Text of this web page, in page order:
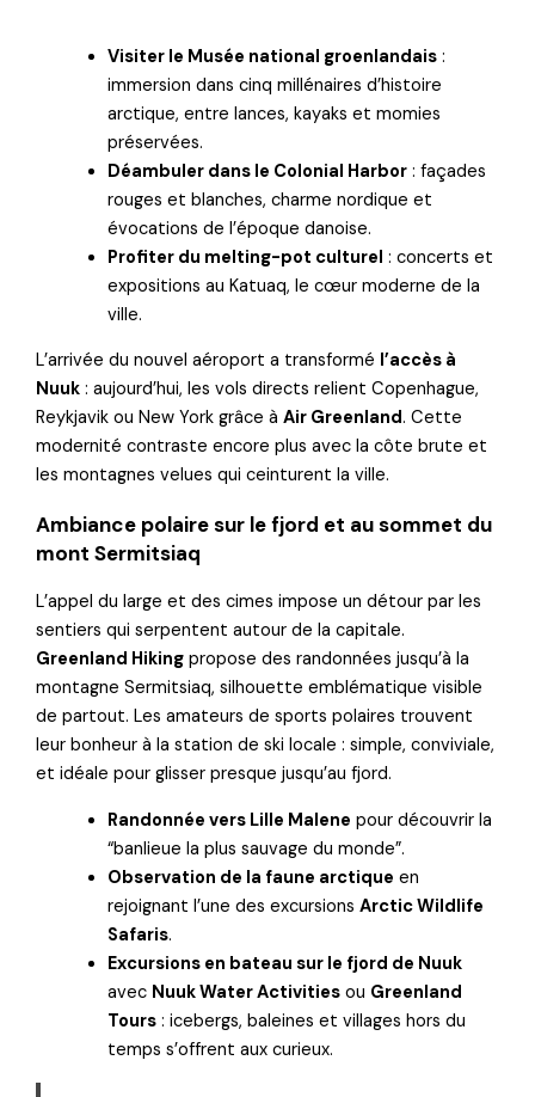
Visiter le Musée national groenlandais :
immersion dans cinq millénaires d’histoire
arctique, entre lances, kayaks et momies
préservées.
Déambuler dans le Colonial Harbor : façades
rouges et blanches, charme nordique et
évocations de l’époque danoise.
Profiter du melting-pot culturel : concerts et
expositions au Katuaq, le cœur moderne de la
ville.
L’arrivée du nouvel aéroport a transformé l’accès à
Nuuk : aujourd’hui, les vols directs relient Copenhague,
Reykjavik ou New York grâce àAir Greenland. Cette
modernité contraste encore plus avec la côte brute et
les montagnes velues qui ceinturent la ville.
Ambiance polaire sur le fjord et au sommet du
mont Sermitsiaq
L’appel du large et des cimes impose un détour par les
sentiers qui serpentent autour de la capitale.
Greenland Hiking propose des randonnées jusqu’à la
montagne Sermitsiaq, silhouette emblématique visible
de partout. Les amateurs de sports polaires trouvent
leur bonheur à la station de ski locale : simple, conviviale,
et idéale pour glisser presque jusqu’au fjord.
Randonnée vers Lille Malene pour découvrir la
“banlieue la plus sauvage du monde”.
Observation de la faune arctique en
rejoignant l’une des excursionsArctic Wildlife
Safaris.
Excursions en bateau sur le fjord de Nuuk
avec Nuuk Water Activities ou Greenland
Tours : icebergs, baleines et villages hors du
temps s’offrent aux curieux.